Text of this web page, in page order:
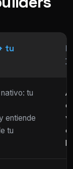
tu
tu
entiende
tu